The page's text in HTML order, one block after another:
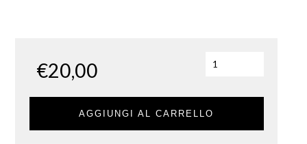
€20,00
AGGIUNGI AL CARRELLO